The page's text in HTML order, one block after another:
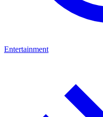
Entertainment